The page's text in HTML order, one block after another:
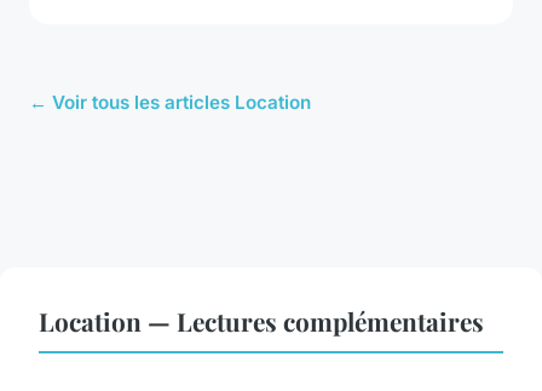
← Voir tous les articles Location
Location — Lectures complémentaires